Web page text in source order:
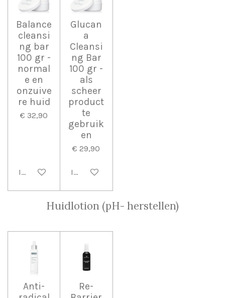
Balance
cleansi
ng bar
100 gr -
normal
e en
onzuive
re huid
€ 32,90
In winkelwagen
Glucan
a
Cleansi
ng Bar
100 gr -
als
scheer
product
te
gebruik
en
€ 29,90
In winkelwagen
Huidlotion (pH- herstellen)
Anti-
Re-